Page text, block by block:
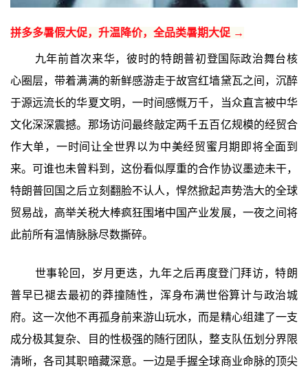
拼多多暑假大促，升温降价，全品类暑期大促 →
九年前首次来华，彼时的特朗普初登国际政治舞台核
心圈层，带着满满的新鲜感游走于故宫红墙黛瓦之间，沉醉
于源远流长的华夏文明，一时间感慨万千，当众直言被中华
文化深深震撼。那场访问最终敲定两千五百亿规模的经贸合
作大单，一时间让全世界以为中美经贸蜜月期即将全面到
来。可谁也未曾料到，这份看似厚重的合作协议墨迹未干，
特朗普回国之后立刻翻脸不认人，悍然掀起声势浩大的全球
贸易战，高举关税大棒疯狂围堵中国产业发展，一夜之间将
此前所有温情脉脉尽数撕碎。
世事轮回，岁月更迭，九年之后再度登门拜访，特朗
普早已褪去最初的莽撞随性，浑身布满世俗算计与政治城
府。这一次他不再孤身前来游山玩水，而是精心组建了一支
成分极其复杂、目的性极强的随行团队，整支队伍划分界限
清晰，各司其职暗藏深意。一边是手握全球商业命脉的顶尖